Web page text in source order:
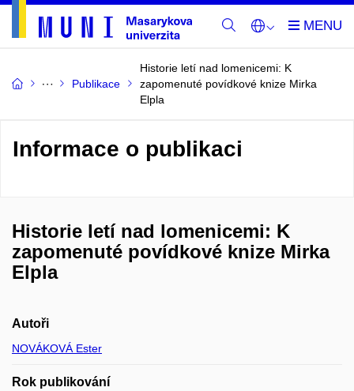
Publikace
Historie letí nad lomenicemi: K
zapomenuté povídkové knize Mirka
Elpla
Informace o publikaci
Historie letí nad lomenicemi: K
zapomenuté povídkové knize Mirka
Elpla
Autoři
NOVÁKOVÁ Ester
Rok publikování